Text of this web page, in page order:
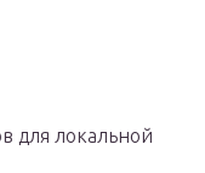
для локальной